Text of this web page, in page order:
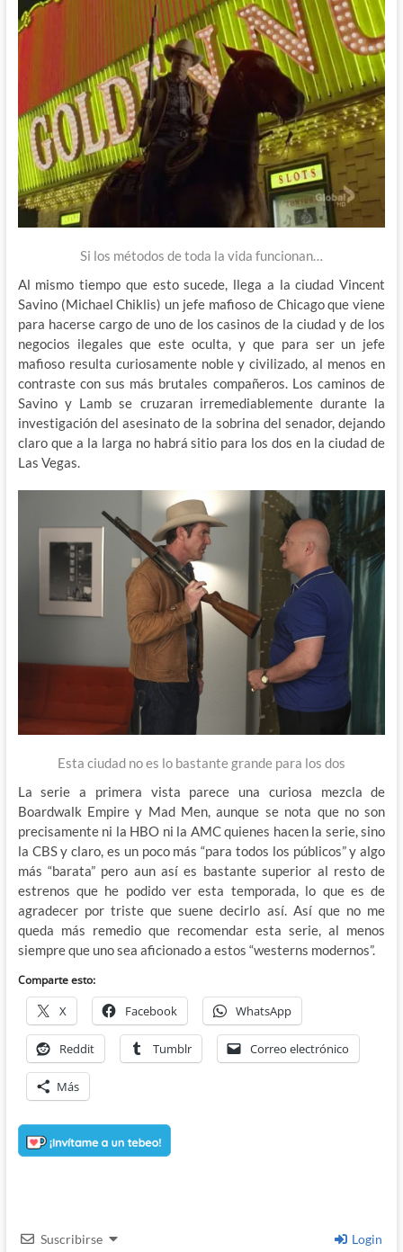
Si los métodos de toda la vida funcionan…
Al mismo tiempo que esto sucede, llega a la ciudad Vincent
Savino (Michael Chiklis) un jefe mafioso de Chicago que viene
para hacerse cargo de uno de los casinos de la ciudad y de los
negocios ilegales que este oculta, y que para ser un jefe
mafioso resulta curiosamente noble y civilizado, al menos en
contraste con sus más brutales compañeros. Los caminos de
Savino y Lamb se cruzaran irremediablemente durante la
investigación del asesinato de la sobrina del senador, dejando
claro que a la larga no habrá sitio para los dos en la ciudad de
Las Vegas.
Esta ciudad no es lo bastante grande para los dos
La serie a primera vista parece una curiosa mezcla de
Boardwalk Empire y Mad Men, aunque se nota que no son
precisamente ni la HBO ni la AMC quienes hacen la serie, sino
la CBS y claro, es un poco más “para todos los públicos” y algo
más “barata” pero aun así es bastante superior al resto de
estrenos que he podido ver esta temporada, lo que es de
agradecer por triste que suene decirlo así. Así que no me
queda más remedio que recomendar esta serie, al menos
siempre que uno sea aficionado a estos “westerns modernos”.
Comparte esto:
X Facebook WhatsApp
Reddit Tumblr Correo electrónico
Más
Suscribirse Login